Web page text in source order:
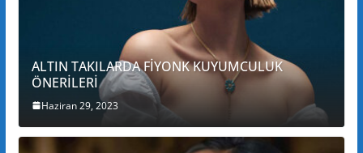
ALTIN TAKILARDA FİYONK KUYUMCULUK
ÖNERİLERİ
Haziran 29, 2023